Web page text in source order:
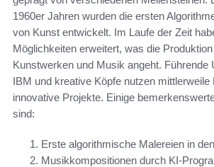
1960er Jahren wurden die ersten
von Kunst entwickelt. Im Laufe der Zeit
Möglichkeiten erweitert, was die
Kunstwerken und Musik angeht. Führende
IBM und kreative Köpfe nutzen mittlerweile
innovative Projekte. Einige
sind:
Erste algorithmische Malereien in
Musikkompositionen durch KI-